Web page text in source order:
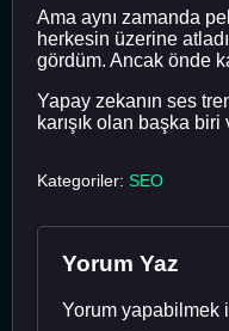
Ama aynı zamanda
herkesin üzerine
gördüm. Ancak önde
Yapay zekanın ses
karışık olan başka biri
Kategoriler: SEO
Yorum Yaz
Yorum yapabilmek